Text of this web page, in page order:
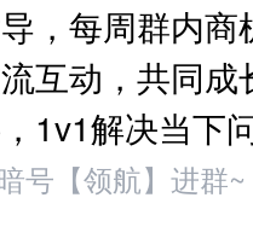
，每周群内商
互动，共同成
1v1解决当下问
号【领航】进群~